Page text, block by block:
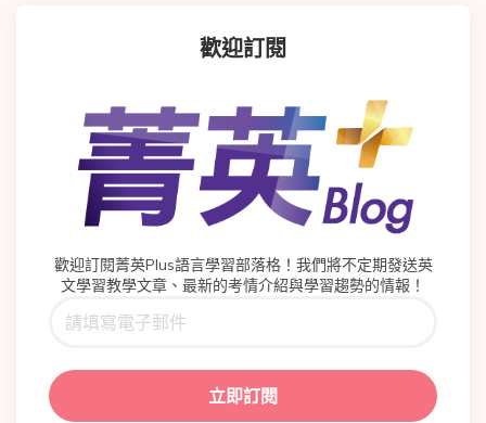
歡迎訂閱
歡迎訂閱菁英Plus語言學習部落格！我們將不定期發送英
文學習教學文章、最新的考情介紹與學習趨勢的情報！